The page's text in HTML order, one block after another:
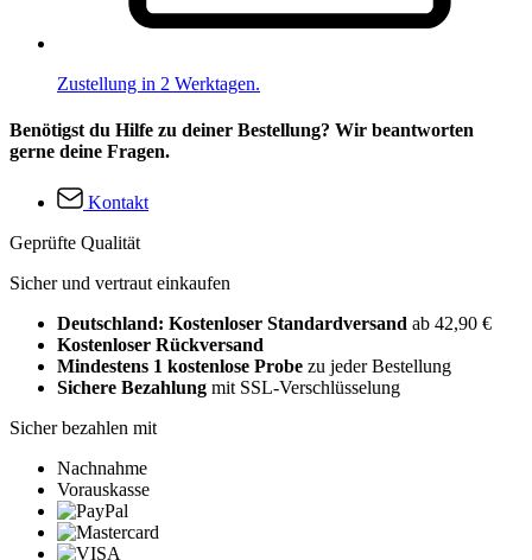
Zustellung in 2 Werktagen.
Benötigst du Hilfe zu deiner Bestellung? Wir beantworten
gerne deine Fragen.
Kontakt
Geprüfte Qualität
Sicher und vertraut einkaufen
Deutschland: Kostenloser Standardversand ab 42,90 €
Kostenloser Rückversand
Mindestens 1 kostenlose Probe zu jeder Bestellung
Sichere Bezahlung mit SSL-Verschlüsselung
Sicher bezahlen mit
Nachnahme
Vorauskasse